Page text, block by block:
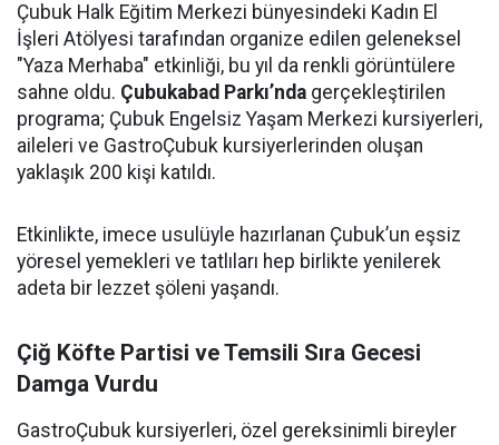
Çubuk Halk Eğitim Merkezi bünyesindeki Kadın El
İşleri Atölyesi tarafından organize edilen geleneksel
"Yaza Merhaba" etkinliği, bu yıl da renkli görüntülere
sahne oldu. Çubukabad Parkı’nda gerçekleştirilen
programa; Çubuk Engelsiz Yaşam Merkezi kursiyerleri,
aileleri ve GastroÇubuk kursiyerlerinden oluşan
yaklaşık 200 kişi katıldı.
Etkinlikte, imece usulüyle hazırlanan Çubuk’un eşsiz
yöresel yemekleri ve tatlıları hep birlikte yenilerek
adeta bir lezzet şöleni yaşandı.
Çiğ Köfte Partisi ve Temsili Sıra Gecesi
Damga Vurdu
GastroÇubuk kursiyerleri, özel gereksinimli bireyler